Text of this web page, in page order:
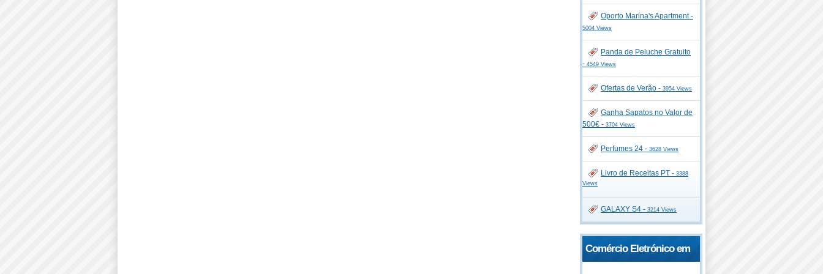
Oporto Marina's Apartment -
5004 Views
Panda de Peluche Gratuito
- 4549 Views
Ofertas de Verão - 3954 Views
Ganha Sapatos no Valor de
500€ - 3704 Views
Perfumes 24 - 3628 Views
Livro de Receitas PT - 3388
Views
GALAXY S4 - 3214 Views
Comércio Eletrónico em